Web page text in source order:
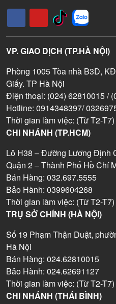
VP. GIAO DỊCH (TP.HÀ NỘI)
Phòng 1005 Tòa nhà B3D,
Giấy. TP Hà Nội
Điện thoại: (024) 62810015 /
Hotline: 0914348397/
Thời gian làm việc: (Từ T2-T7)
CHI NHÁNH (TP.HCM)
Lô H38 – Đường Lương Định
Quận 2 – Thành Phố Hồ Chí
Bán Hàng: 032.697.5555
Bảo Hành: 0399604268
Thời gian làm việc: (Từ T2-T7)
TRỤ SỞ CHÍNH (HÀ NỘI)
Số 19 Phạm Thận Duật,
Hà Nội
Bán Hàng: 024.62810015
Bảo Hành: 024.62691127
Thời gian làm việc: (Từ T2-T7)
CHI NHÁNH (THÁI BÌNH)